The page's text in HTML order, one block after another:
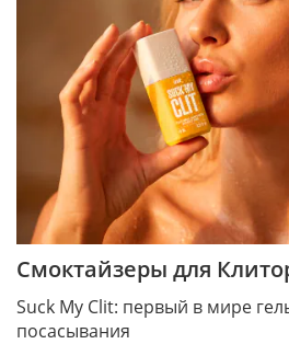
Смоктайзеры для
Suck My Clit: первый в мире
посасывания